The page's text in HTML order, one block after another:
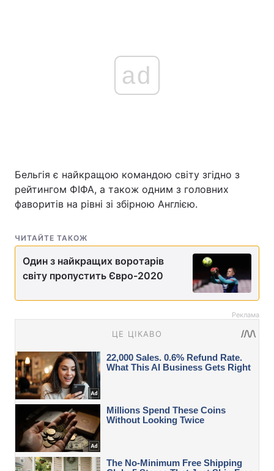
ad
Бельгія є найкращою командою світу згідно з
рейтингом ФІФА, а також одним з головних
фаворитів на рівні зі збірною Англією.
ЧИТАЙТЕ ТАКОЖ
Один з найкращих воротарів
світу пропустить Євро-2020
Реклама